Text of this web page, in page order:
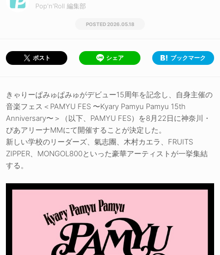
Pop'n'Roll 編集部
2026.05.18
ポスト シェア ブックマーク
きゃりーぱみゅぱみゅがデビュー15周年を記念し、自身主催の
音楽フェス＜PAMYU FES 〜Kyary Pamyu Pamyu 15th
Anniversary〜＞（以下、PAMYU FES）を8月22日に神奈川・
ぴあアリーナMMにて開催することが決定した。
新しい学校のリーダーズ、氣志團、木村カエラ、FRUITS
ZIPPER、MONGOL800といった豪華アーティストが一挙集結
する。